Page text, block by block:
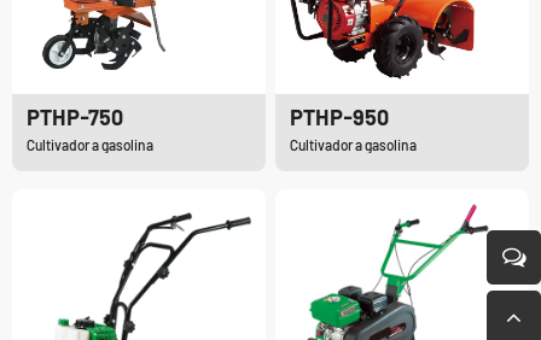
PTHP-750
Cultivador a gasolina
PTHP-950
Cultivador a gasolina